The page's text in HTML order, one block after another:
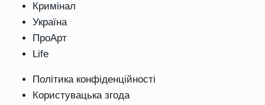
Кримінал
Україна
ПроАрт
Life
Політика конфіденційності
Користувацька згода